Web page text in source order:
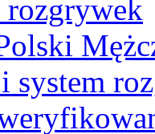
system